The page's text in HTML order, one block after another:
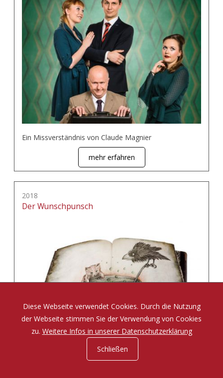
Ein Missverständnis von Claude Magnier
mehr erfahren
2018
Der Wunschpunsch
Eine Zauberposse von Michael Ende
Diese Webseite verwendet Cookies. Durch die Nutzung
der Webseite stimmen Sie der Verwendung von Cookies
zu. Weitere Infos in unserer Datenschutzerklärung
Schließen